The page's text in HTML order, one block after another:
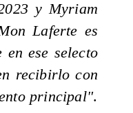
y Myriam
Laferte es
en ese selecto
recibirlo con
principal".